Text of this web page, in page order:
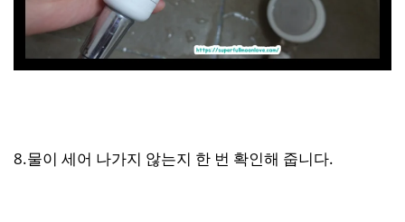
8.물이 세어 나가지 않는지 한 번 확인해 줍니다.